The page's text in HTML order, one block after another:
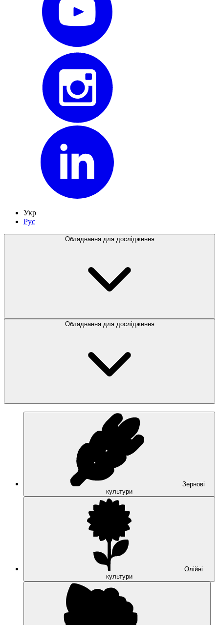
Укр
Рус
Обладнання для дослідження
Обладнання для дослідження
Зернові
культури
Олійні
культури